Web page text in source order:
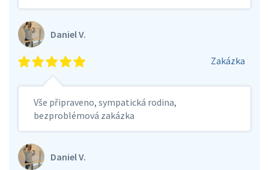
Daniel V.
Zakázka
Vše připraveno, sympatická rodina,
bezproblémová zakázka
Daniel V.